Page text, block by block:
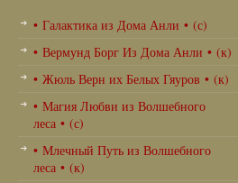
• Галактика из Дома Анли • (с)
• Вермунд Борг Из Дома Анли • (к)
• Жюль Верн их Белых Гяуров • (к)
• Магия Любви из Волшебного
леса • (с)
• Млечный Путь из Волшебного
леса • (к)